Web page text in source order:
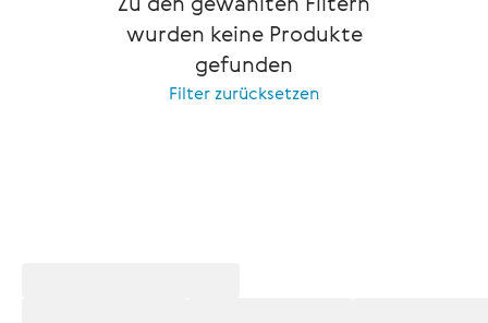
wurden keine Produkte
gefunden
Filter zurücksetzen